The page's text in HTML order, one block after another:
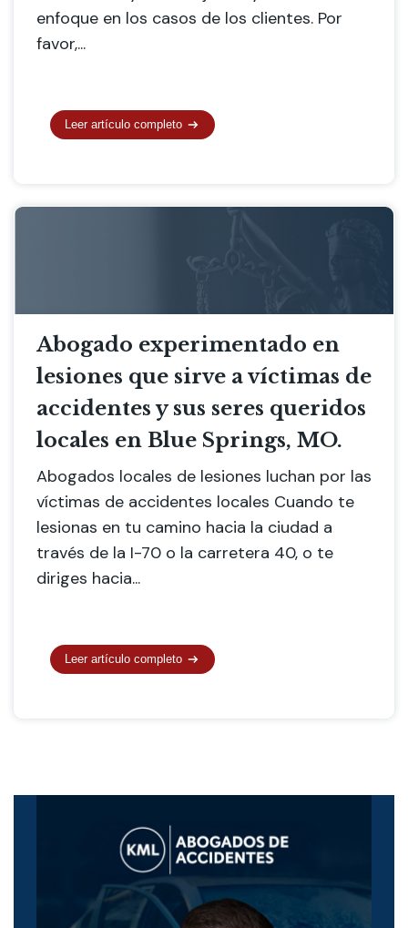
enfoque en los casos de los clientes. Por
favor,...
Leer artículo completo
Abogado experimentado en
lesiones que sirve a víctimas de
accidentes y sus seres queridos
locales en Blue Springs, MO.
Abogados locales de lesiones luchan por las
víctimas de accidentes locales Cuando te
lesionas en tu camino hacia la ciudad a
través de la I-70 o la carretera 40, o te
diriges hacia...
Leer artículo completo